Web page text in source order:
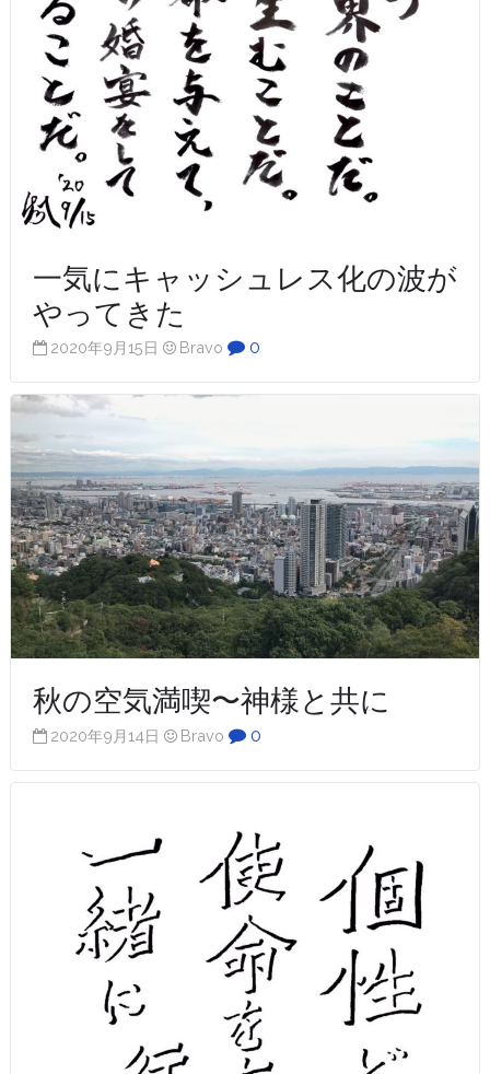
一気にキャッシュレス化の波が
やってきた
2020年9月15日 Bravo 0
秋の空気満喫〜神様と共に
2020年9月14日 Bravo 0